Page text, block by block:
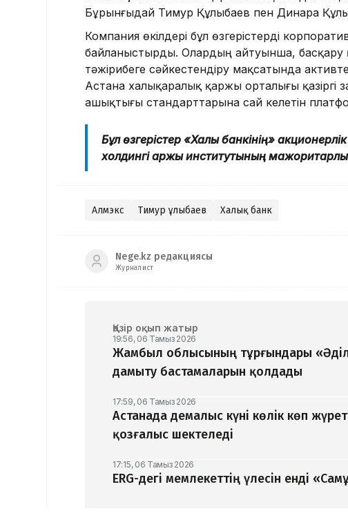
Бұрынғыдай Тимур Құлыбаев пен Динара
Компания өкілдері бұл өзгерістерді
байланыстырды. Олардың айтуынша,
тәжірибеге сәйкестендіру мақсатында
Астана халықаралық қаржы орталығы қазіргі
ашықтығы стандарттарына сай келетін
Бұл өзгерістер «Халық банкінің»
холдингі қаржы институтының мажоритарлық
Алмэкс Тимур Құлыбаев Халық банк
Nege.kz редакциясы
Журналист
Қазір оқып жатыр
19:56, 06 Тамыз 2026
Жамбыл облысының тұрғындары
дамыту бастамаларын қолдады
17:59, 06 Тамыз 2026
Астанада демалыс күні көлік көп
қозғалыс шектеледі
17:15, 06 Тамыз 2026
ERG-дегі мемлекеттің үлесін енді